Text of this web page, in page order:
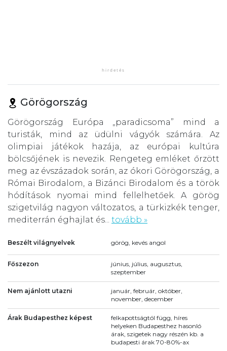
Görögország
Görögország Európa „paradicsoma” mind a
turisták, mind az üdülni vágyók számára. Az
olimpiai játékok hazája, az európai kultúra
bölcsőjének is nevezik. Rengeteg emléket őrzött
meg az évszázadok során, az ókori Görögország, a
Római Birodalom, a Bizánci Birodalom és a török
hódítások nyomai mind fellelhetőek. A görög
szigetvilág nagyon változatos, a türkizkék tenger,
mediterrán éghajlat és... tovább »
Beszélt világnyelvek görög, kevés angol
Főszezon
június, július, augusztus,
szeptember
Nem ajánlott utazni
január, február, október,
november, december
Árak Budapesthez képest
felkapottságtól függ, híres
helyeken Budapesthez hasonló
árak, szigetek nagy részén kb. a
budapesti árak 70-80%-ax